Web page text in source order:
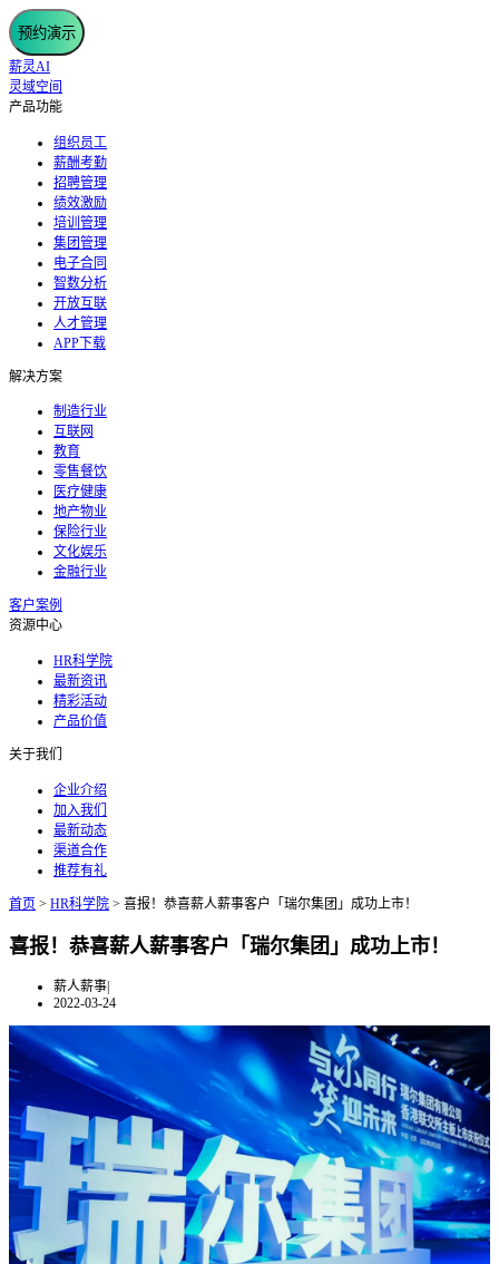
预约演示
薪灵AI
灵域空间
产品功能
组织员工
薪酬考勤
招聘管理
绩效激励
培训管理
集团管理
电子合同
智数分析
开放互联
人才管理
APP下载
解决方案
制造行业
互联网
教育
零售餐饮
医疗健康
地产物业
保险行业
文化娱乐
金融行业
客户案例
资源中心
HR科学院
最新资讯
精彩活动
产品价值
关于我们
企业介绍
加入我们
最新动态
渠道合作
推荐有礼
首页 > HR科学院 > 喜报！恭喜薪人薪事客户「瑞尔集团」成功上市！
喜报！恭喜薪人薪事客户「瑞尔集团」成功上市！
薪人薪事|
2022-03-24